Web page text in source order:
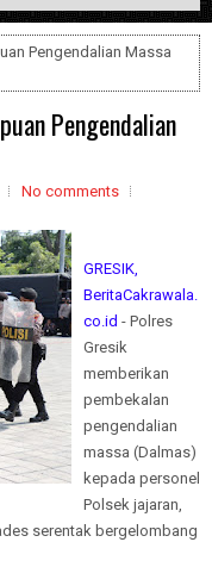
Pengendalian Massa
Pengendalian
No comments
GRESIK,
BeritaCakrawala.
co.id - Polres
Gresik
memberikan
pembekalan
pengendalian
massa (Dalmas)
kepada personel
Polsek jajaran,
serentak bergelombang